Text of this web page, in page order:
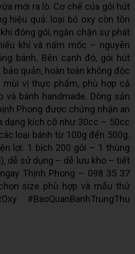
mới ra lò. Cơ chế của gói hút
hiệu quả: loại bỏ oxy còn tồn
đóng gói, ngăn chặn sự phát
khí và nấm mốc – nguyên
bánh. Bên cạnh đó, gói hút
quản, hoàn toàn không độc
mùi vị thực phẩm, phù hợp cả
bánh handmade. Dòng sản
Phong được chứng nhận an
dạng kích cỡ như 30cc – 50cc
loại bánh từ 100g đến 500g.
lợi: 1 bịch 200 gói – 1 thùng
dễ sử dụng – dễ lưu kho – tiết
Thịnh Phong – 098 35 37
size phù hợp và mẫu thử
#BaoQuanBanhTrungThu